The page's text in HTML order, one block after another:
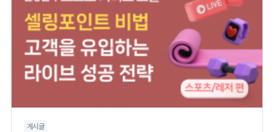
게시글